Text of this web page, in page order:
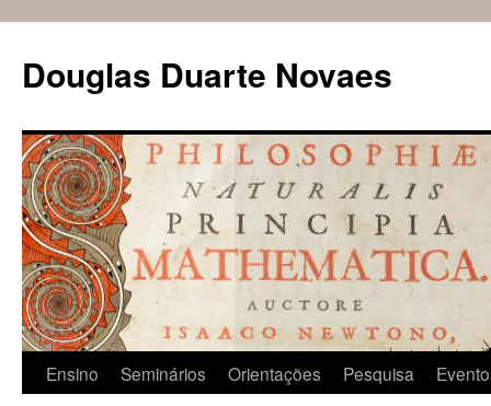
Douglas Duarte Novaes
Pular
Ensino Seminários Orientações Pesquisa